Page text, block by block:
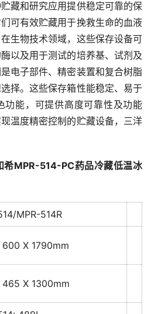
藏和研究应用提供稳定可靠的保
可有效贮藏用于挽救生命的血液
生物技术领域，这些保存设备可
以及用于测试的培养基、试剂及
电子部件、精密装置和复合树脂
择。这些保存箱性能稳定、易于
功能，可提供高度可靠性及功能
温度精密控制的贮藏设备，三洋
希MPR-514-PC药品冷藏低温冰
MPR-514R
X 1790mm
X 1300mm